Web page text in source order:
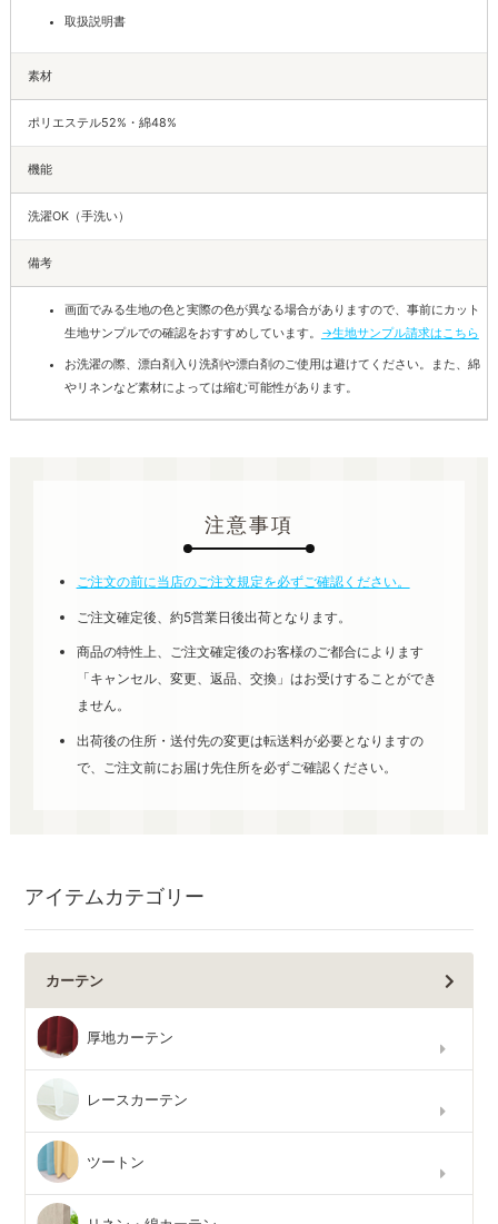
取扱説明書
素材
ポリエステル52%・綿48%
機能
洗濯OK（手洗い）
備考
画面でみる生地の色と実際の色が異なる場合がありますので、事前にカット
生地サンプルでの確認をおすすめしています。 →生地サンプル請求はこちら
お洗濯の際、漂白剤入り洗剤や漂白剤のご使用は避けてください。また、綿
やリネンなど素材によっては縮む可能性があります。
注意事項
ご注文の前に当店のご注文規定を必ずご確認ください。
ご注文確定後、約5営業日後出荷となります。
商品の特性上、ご注文確定後のお客様のご都合によります
「キャンセル、変更、返品、交換」はお受けすることができ
ません。
出荷後の住所・送付先の変更は転送料が必要となりますの
で、ご注文前にお届け先住所を必ずご確認ください。
アイテムカテゴリー
カーテン
厚地カーテン
レースカーテン
ツートン